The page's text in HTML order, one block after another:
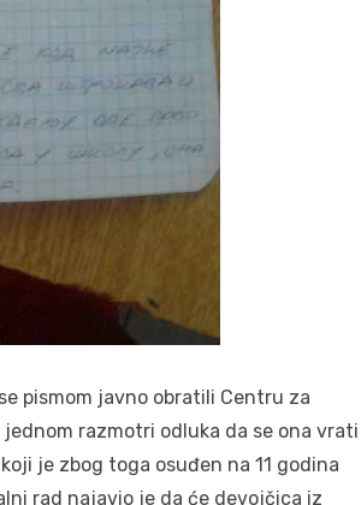
pismom javno obratili Centru za
razmotri odluka da se ona vrati
je zbog toga osuđen na 11 godina
rad najavio je da će devojčica iz